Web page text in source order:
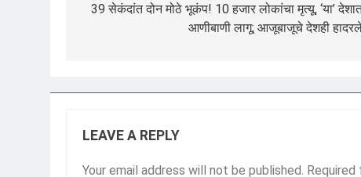
navigation
39 सेकंदांत दोन मोठे भूकंप! 10 हजार लोकांचा मृत्यू, ‘या’
आणीबाणी लागू; आजूबाजूचे देशही
LEAVE A REPLY
Your email address will not be published. Required